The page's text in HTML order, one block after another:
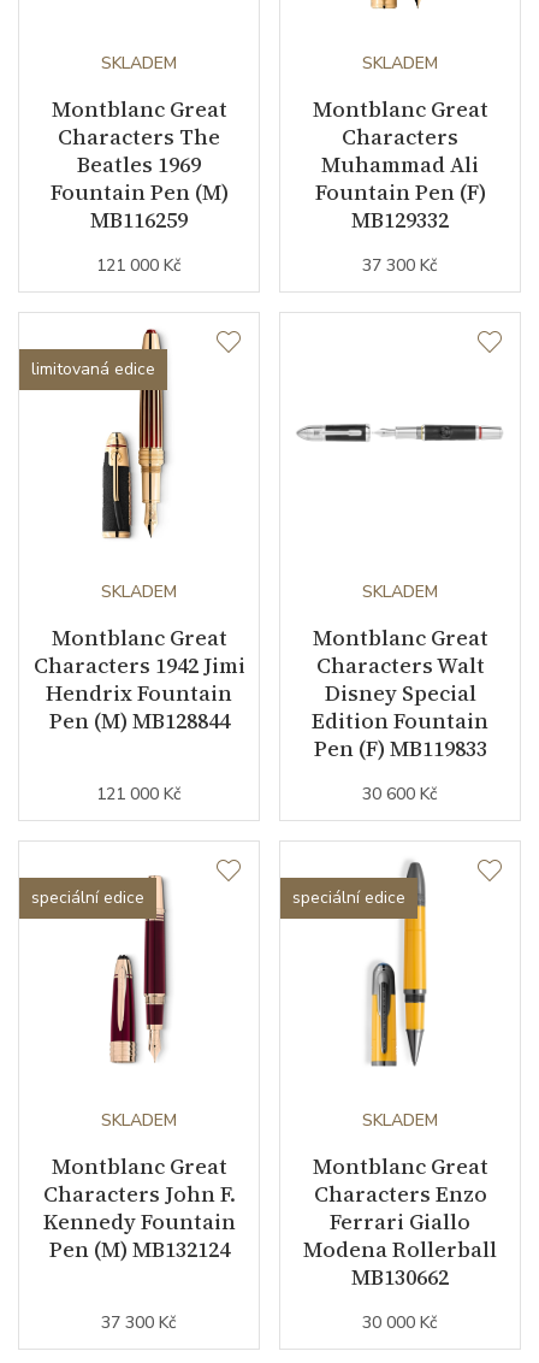
SKLADEM
Montblanc Great
Characters The
Beatles 1969
Fountain Pen (M)
MB116259
121 000 Kč
SKLADEM
Montblanc Great
Characters
Muhammad Ali
Fountain Pen (F)
MB129332
37 300 Kč
limitovaná edice
SKLADEM
Montblanc Great
Characters 1942 Jimi
Hendrix Fountain
Pen (M) MB128844
121 000 Kč
SKLADEM
Montblanc Great
Characters Walt
Disney Special
Edition Fountain
Pen (F) MB119833
30 600 Kč
speciální edice
SKLADEM
Montblanc Great
Characters John F.
Kennedy Fountain
Pen (M) MB132124
37 300 Kč
speciální edice
SKLADEM
Montblanc Great
Characters Enzo
Ferrari Giallo
Modena Rollerball
MB130662
30 000 Kč